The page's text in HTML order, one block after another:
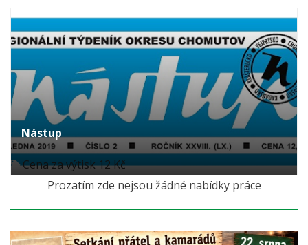
Nástup
Cena za výtisk 12 Kč
Prozatím zde nejsou žádné nabídky práce